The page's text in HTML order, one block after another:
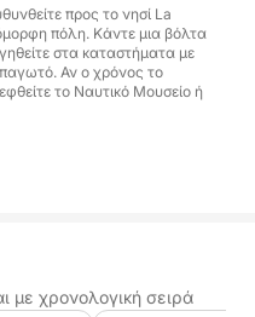
ή μικρές παρέες
γραφική μέρα στο
προς το νησί La
πόλη. Κάντε μια βόλτα
στα καταστήματα με
Αν ο χρόνος το
το Ναυτικό Μουσείο ή
με χρονολογική σειρά